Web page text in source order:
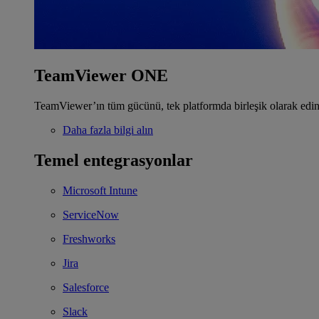
TeamViewer ONE
TeamViewer’ın tüm gücünü, tek platformda birleşik olarak
Daha fazla bilgi alın
Temel entegrasyonlar
Microsoft Intune
ServiceNow
Freshworks
Jira
Salesforce
Slack